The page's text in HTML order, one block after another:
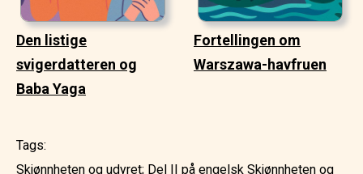
Den listige
svigerdatteren og
Baba Yaga
Fortellingen om
Warszawa-havfruen
Tags:
Skjønnheten og udyret; Del II på engelsk Skjønnheten og